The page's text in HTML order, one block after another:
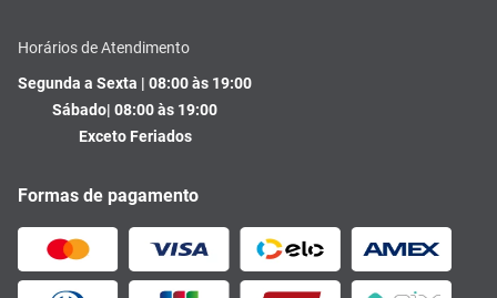
Horários de Atendimento
Segunda a Sexta | 08:00 às 19:00
Sábado| 08:00 às 19:00
Exceto Feriados
Formas de pagamento